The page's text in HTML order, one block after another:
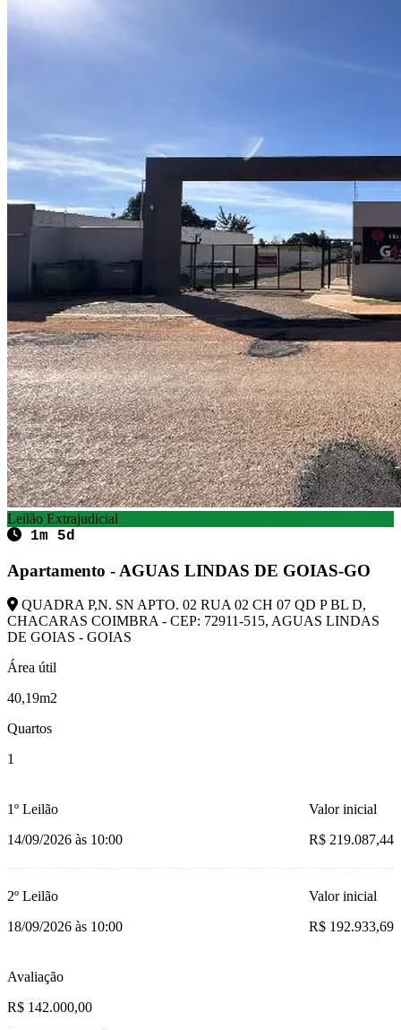
Leilão Extrajudicial
1m 5d
Apartamento - AGUAS LINDAS DE GOIAS-GO
QUADRA P,N. SN APTO. 02 RUA 02 CH 07 QD P BL D,
CHACARAS COIMBRA - CEP: 72911-515, AGUAS LINDAS
DE GOIAS - GOIAS
Área útil
40,19m2
Quartos
1
1º Leilão
14/09/2026 às 10:00
Valor inicial
R$ 219.087,44
2º Leilão
18/09/2026 às 10:00
Valor inicial
R$ 192.933,69
Avaliação
R$ 142.000,00